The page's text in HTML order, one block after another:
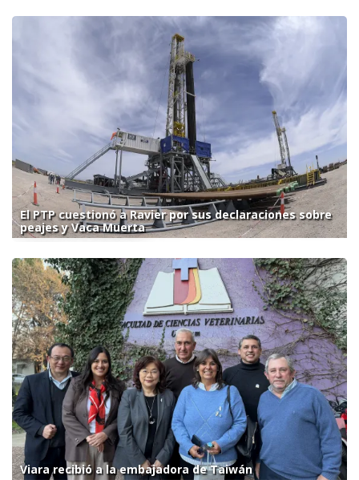
El PTP cuestionó a Ravier por sus declaraciones sobre
peajes y Vaca Muerta
Viara recibió a la embajadora de Taiwán